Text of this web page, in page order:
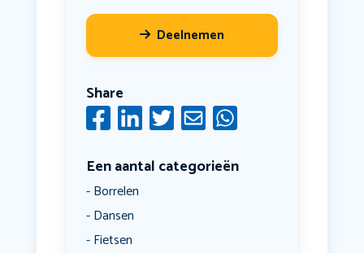
Deelnemen
Share
Een aantal categorieën
Borrelen
Dansen
Fietsen